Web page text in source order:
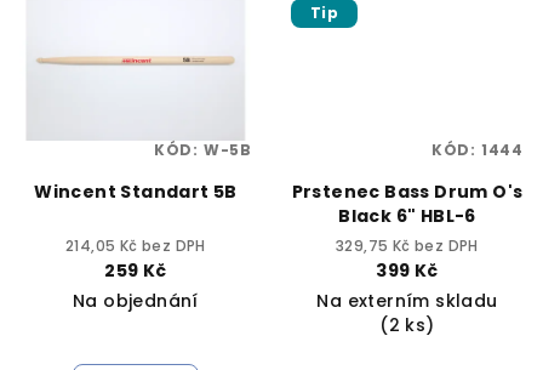
Wincent Standart 5B
214,05 Kč bez DPH
259 Kč
Na objednání
KÓD: W-5B
Tip
Prstenec Bass Drum O's
Black 6" HBL-6
329,75 Kč bez DPH
399 Kč
Na externím skladu
(2 ks)
KÓD: 1444